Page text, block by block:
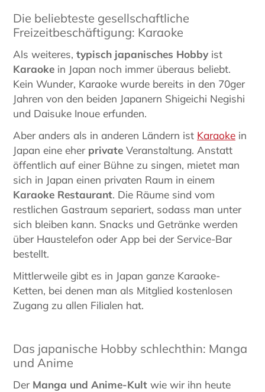
Die beliebteste gesellschaftliche
Freizeitbeschäftigung: Karaoke
Als weiteres, typisch japanisches Hobbyist
Karaoke in Japan noch immer überaus beliebt.
Kein Wunder, Karaoke wurde bereits in den 70ger
Jahren von den beiden Japanern Shigeichi Negishi
und Daisuke Inoue erfunden.
Aber anders als in anderen Ländern ist Karaoke in
Japan eine eher private Veranstaltung. Anstatt
öffentlich auf einer Bühne zu singen, mietet man
sich in Japan einen privaten Raum in einem
Karaoke Restaurant. Die Räume sind vom
restlichen Gastraum separiert, sodass man unter
sich bleiben kann. Snacks und Getränke werden
über Haustelefon oder App bei der Service-Bar
bestellt.
Mittlerweile gibt es in Japan ganze Karaoke-
Ketten, bei denen man als Mitglied kostenlosen
Zugang zu allen Filialen hat.
Das japanische Hobby schlechthin: Manga
und Anime
Der Manga und Anime-Kult wie wir ihn heute